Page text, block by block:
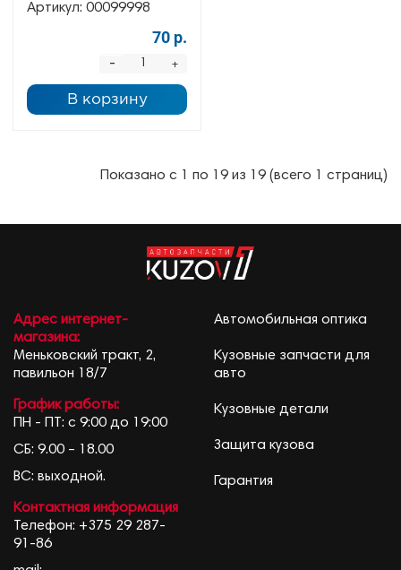
Артикул: 00099998
70 р.
+
-
В корзину
Показано с 1 по 19 из 19 (всего 1 страниц)
Адрес интернет-
магазина:
Меньковский тракт, 2,
павильон 18/7
График работы:
ПН - ПТ: с 9:00 до 19:00
СБ: 9.00 – 18.00
ВС: выходной.
Контактная информация
Телефон: +375 29 287-
91-86
Автомобильная оптика
Кузовные запчасти для
авто
Кузовные детали
Защита кузова
Гарантия